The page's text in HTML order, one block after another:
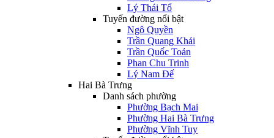
Lý Thái Tổ
Tuyến đường nổi bật
Ngô Quyền
Trần Quang Khải
Trần Quốc Toản
Phan Chu Trinh
Lý Nam Đế
Hai Bà Trưng
Danh sách phường
Phường Bạch Mai
Phường Hai Bà Trưng
Phường Vĩnh Tuy